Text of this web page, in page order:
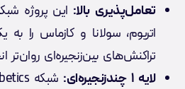
تعامل‌پذیری بالا: این پروژه
اتریوم، سولانا و کازماس را
تراکنش‌های بین‌زنجیره‌ای روان‌تر
لایه ۱ چندزنجیره‌ای: